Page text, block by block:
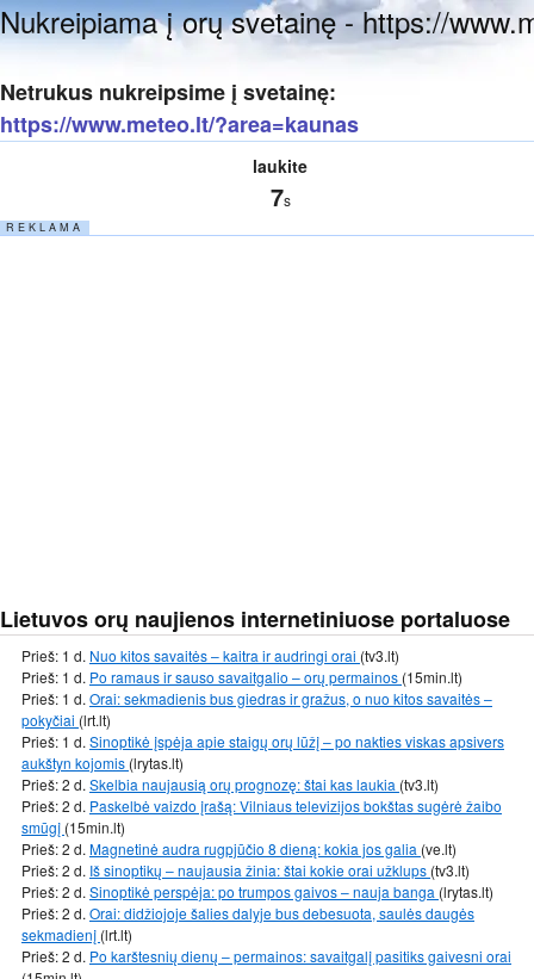
Nukreipiama į orų svetainę - https://
Netrukus nukreipsime į svetainę:
https://www.meteo.lt/?area=kaunas
laukite
6s
R E K L A M A
Lietuvos orų naujienos internetiniuose portaluose
Prieš: 1 d. Nuo kitos savaitės – kaitra ir audringi orai (tv3.lt)
Prieš: 1 d. Po ramaus ir sauso savaitgalio – orų permainos (15min.lt)
Prieš: 1 d. Orai: sekmadienis bus giedras ir gražus, o nuo kitos savaitės –
pokyčiai (lrt.lt)
Prieš: 1 d. Sinoptikė įspėja apie staigų orų lūžį – po nakties viskas apsivers
aukštyn kojomis (lrytas.lt)
Prieš: 2 d. Skelbia naujausią orų prognozę: štai kas laukia (tv3.lt)
Prieš: 2 d. Paskelbė vaizdo įrašą: Vilniaus televizijos bokštas sugėrė žaibo
smūgį (15min.lt)
Prieš: 2 d. Magnetinė audra rugpjūčio 8 dieną: kokia jos galia (ve.lt)
Prieš: 2 d. Iš sinoptikų – naujausia žinia: štai kokie orai užklups (tv3.lt)
Prieš: 2 d. Sinoptikė perspėja: po trumpos gaivos – nauja banga (lrytas.lt)
Prieš: 2 d. Orai: didžiojoje šalies dalyje bus debesuota, saulės daugės
sekmadienį (lrt.lt)
Prieš: 2 d. Po karštesnių dienų – permainos: savaitgalį pasitiks gaivesni orai